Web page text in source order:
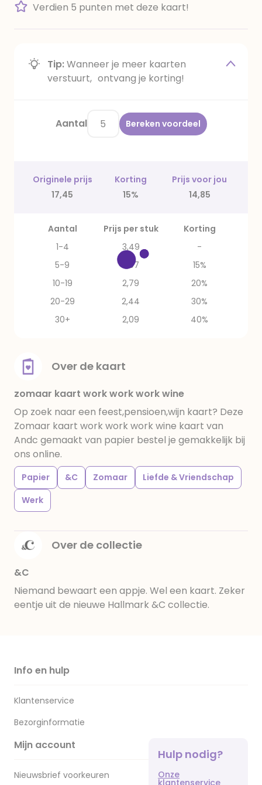
Verdien 5 punten met deze kaart!
Tip:Wanneer je meer kaarten
verstuurt, ontvang je korting!
Aantal Bereken voordeel
Originele prijs Korting
Prijs voor jou
17,45
15% 14,85
Aantal Prijs per stuk
Korting
1-4
3,49
-
5-9
2,97
15%
10-19
2,79
20%
20-29
2,44
30%
30+
2,09 40%
Over de kaart
zomaar kaart work work work wine
Op zoek naar een feest,pensioen,wijn kaart? Deze
Zomaar kaart work work work wine kaart van
Andc gemaakt van papier bestel je gemakkelijk bij
ons online.
Papier &C Zomaar
Liefde & Vriendschap
Werk
Over de collectie
&C
Niemand bewaart een appje. Wel een kaart. Zeker
eentje uit de nieuwe Hallmark &C collectie.
Info en hulp
Klantenservice
Bezorginformatie
Mijn account
Nieuwsbrief voorkeuren
Hulp nodig?
Onze
klantenservice